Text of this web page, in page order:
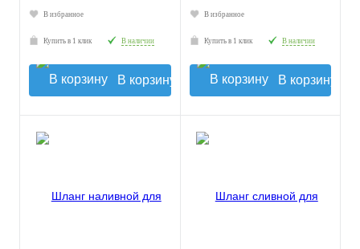
В избранное
Купить в 1 клик В наличии
В корзину
В избранное
Купить в 1 клик В наличии
В корзину